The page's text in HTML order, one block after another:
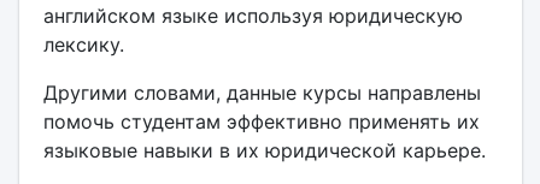
английском языке используя юридическую
лексику.
Другими словами, данные курсы направлены
помочь студентам эффективно применять их
языковые навыки в их юридической карьере.